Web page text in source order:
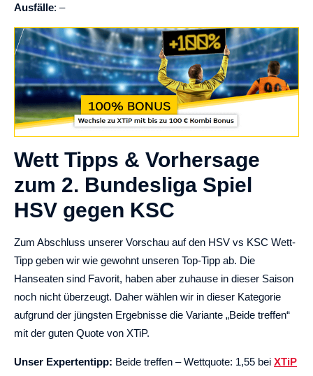
Ausfälle: –
Wett Tipps & Vorhersage
zum 2. Bundesliga Spiel
HSV gegen KSC
Zum Abschluss unserer Vorschau auf den HSV vs KSC Wett-
Tipp geben wir wie gewohnt unseren Top-Tipp ab. Die
Hanseaten sind Favorit, haben aber zuhause in dieser Saison
noch nicht überzeugt. Daher wählen wir in dieser Kategorie
aufgrund der jüngsten Ergebnisse die Variante „Beide treffen“
mit der guten Quote von XTiP.
Unser Expertentipp: Beide treffen – Wettquote: 1,55 bei XTiP